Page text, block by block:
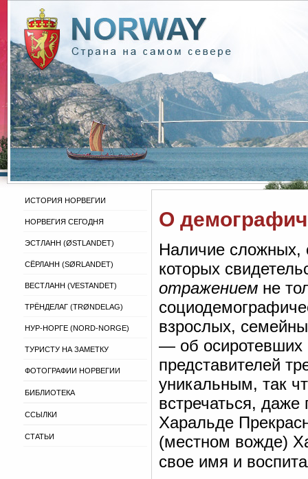
ИСТОРИЯ НОРВЕГИИ
НОРВЕГИЯ СЕГОДНЯ
ЭСТЛАНН (ØSTLANDET)
СЁРЛАНН (SØRLANDET)
ВЕСТЛАНН (VESTANDET)
ТРЁНДЕЛАГ (TRØNDELAG)
НУР-НОРГЕ (NORD-NORGE)
ТУРИСТУ НА ЗАМЕТКУ
ФОТОГРАФИИ НОРВЕГИИ
БИБЛИОТЕКА
ССЫЛКИ
СТАТЬИ
О
Наличие сложных,
которых
отражением не
взрослых,
— об осиротевших
представителей
уникальным, так
встречаться,
Харальде
(местном вожде)
свое имя и